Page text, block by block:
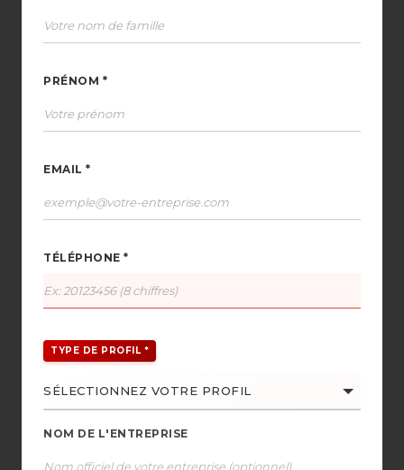
PRÉNOM *
EMAIL *
TÉLÉPHONE *
TYPE DE PROFIL *
NOM DE L'ENTREPRISE